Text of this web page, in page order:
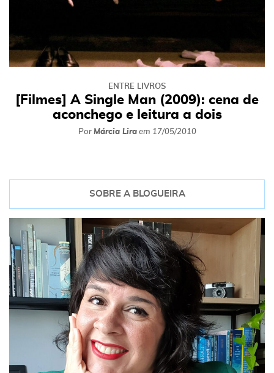
ENTRE LIVROS
[Filmes] A Single Man (2009): cena de
aconchego e leitura a dois
Por Márcia Liraem 17/05/2010
SOBRE A BLOGUEIRA